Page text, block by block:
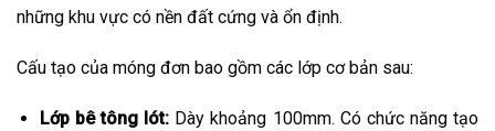
những khu vực có nền đất cứng và ổn định.
Cấu tạo của móng đơn bao gồm các lớp cơ bản sau:
Lớp bê tông lót: Dày khoảng 100mm. Có chức năng tạo